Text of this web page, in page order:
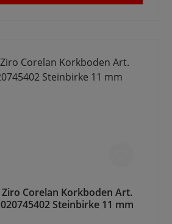
Ziro Corelan Korkboden Art.
020745402 Steinbirke 11 mm